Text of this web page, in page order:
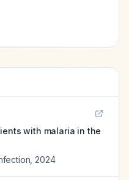
with malaria in the
2024